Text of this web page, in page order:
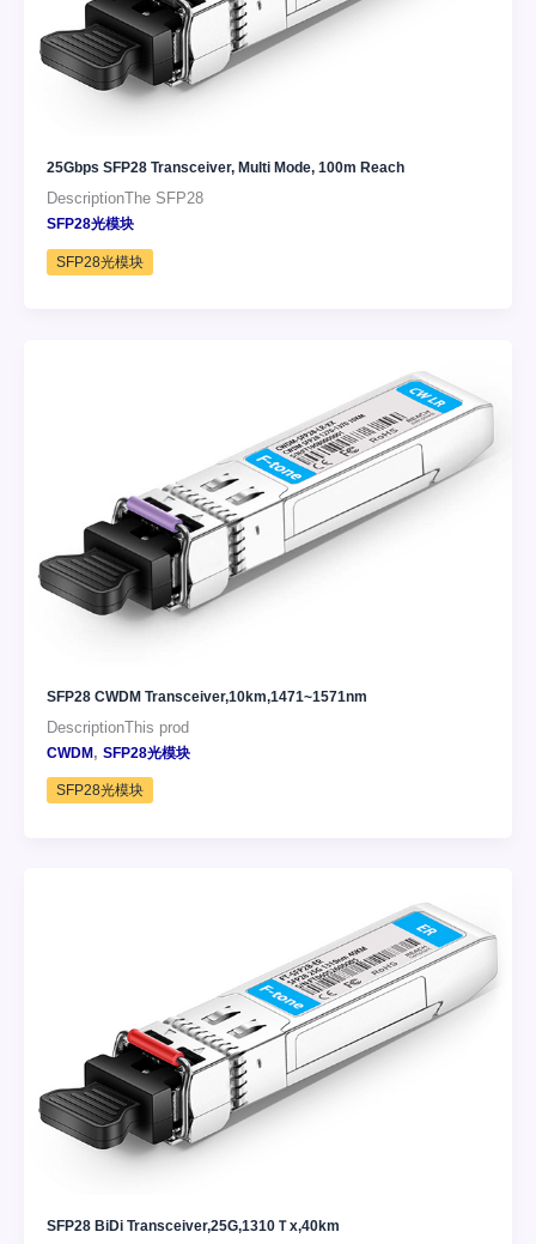
25Gbps SFP28 Transceiver, Multi Mode, 100m Reach
DescriptionThe SFP28
SFP28光模块
SFP28光模块
SFP28 CWDM Transceiver,10km,1471~1571nm
DescriptionThis prod
CWDM, SFP28光模块
SFP28光模块
SFP28 BiDi Transceiver,25G,1310Ｔx,40km